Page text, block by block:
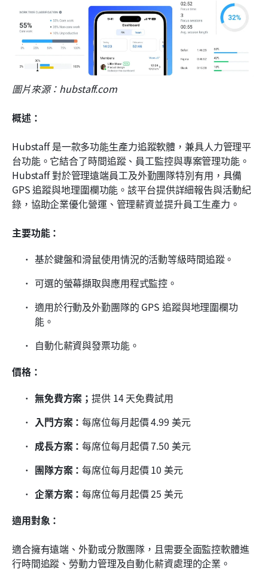
圖片來源：hubstaff.com
概述：
Hubstaff 是一款多功能生產力追蹤軟體，兼具人力管理平
台功能。它結合了時間追蹤、員工監控與專案管理功能。
Hubstaff 對於管理遠端員工及外勤團隊特別有用，具備
GPS 追蹤與地理圍欄功能。該平台提供詳細報告與活動紀
錄，協助企業優化營運、管理薪資並提升員工生產力。
主要功能：
基於鍵盤和滑鼠使用情況的活動等級時間追蹤。
可選的螢幕擷取與應用程式監控。
適用於行動及外勤團隊的 GPS 追蹤與地理圍欄功
能。
自動化薪資與發票功能。
價格：
無免費方案；提供 14 天免費試用
入門方案：每席位每月起價 4.99 美元
成長方案：每席位每月起價 7.50 美元
團隊方案：每席位每月起價 10 美元
企業方案：每席位每月起價 25 美元
適用對象：
適合擁有遠端、外勤或分散團隊，且需要全面監控軟體進
行時間追蹤、勞動力管理及自動化薪資處理的企業。